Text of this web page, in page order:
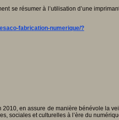
se résumer à l’utilisation d’une
fabrication-numerique/?
2010, en assure de manière bénévole la
sociales et culturelles à l’ère du